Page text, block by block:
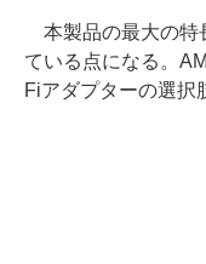
本製品の最大の特
ている点になる。
Fiアダプターの選択